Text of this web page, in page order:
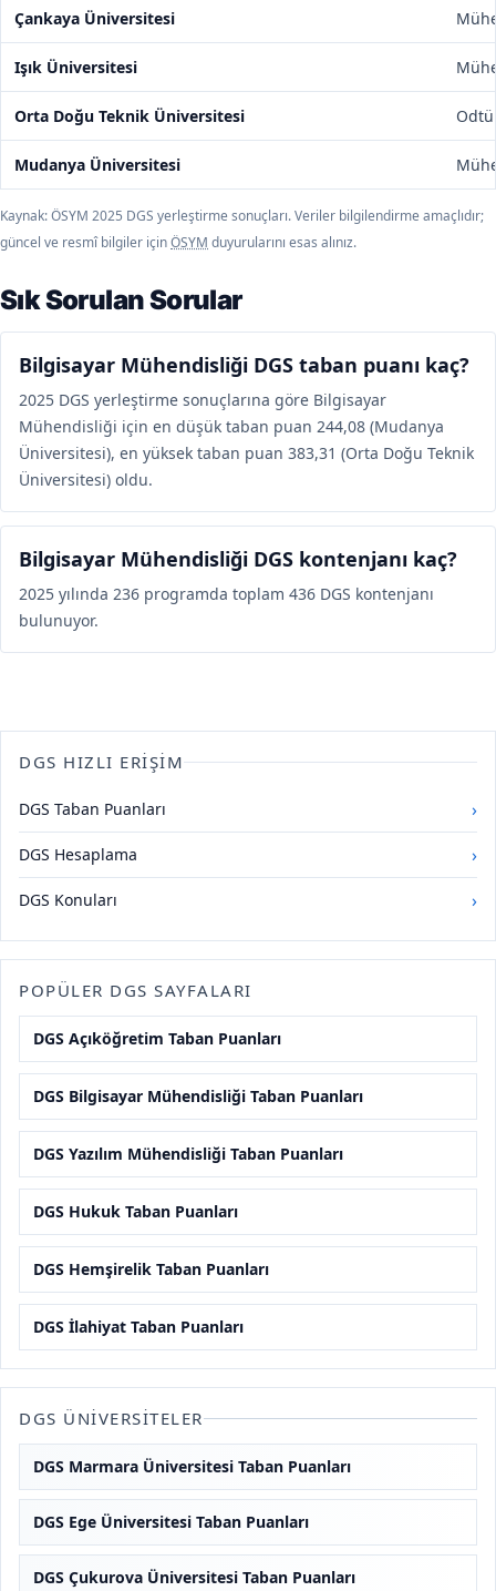
Çankaya Üniversitesi
Işık Üniversitesi
Orta Doğu Teknik Üniversitesi Odtü
Mudanya Üniversitesi
Kaynak: ÖSYM 2025 DGS yerleştirme sonuçları. Veriler bilgilendirme amaçlıdır;
güncel ve resmî bilgiler içinÖSYM duyurularını esas alınız.
Sık Sorulan Sorular
Bilgisayar Mühendisliği DGS taban puanı kaç?
2025 DGS yerleştirme sonuçlarına göre Bilgisayar
Mühendisliği için en düşük taban puan 244,08 (Mudanya
Üniversitesi), en yüksek taban puan 383,31 (Orta Doğu Teknik
Üniversitesi) oldu.
Bilgisayar Mühendisliği DGS kontenjanı kaç?
2025 yılında 236 programda toplam 436 DGS kontenjanı
bulunuyor.
DGS HIZLI ERIŞIM
DGS Taban Puanları ›
DGS Hesaplama ›
DGS Konuları ›
POPÜLER DGS SAYFALARI
DGS Açıköğretim Taban Puanları
DGS Bilgisayar Mühendisliği Taban Puanları
DGS Yazılım Mühendisliği Taban Puanları
DGS Hukuk Taban Puanları
DGS Hemşirelik Taban Puanları
DGS İlahiyat Taban Puanları
DGS ÜNIVERSITELER
DGS Marmara Üniversitesi Taban Puanları
DGS Ege Üniversitesi Taban Puanları
DGS Çukurova Üniversitesi Taban Puanları